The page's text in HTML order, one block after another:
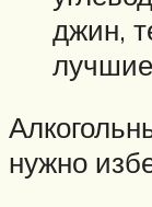
джин,
нужно